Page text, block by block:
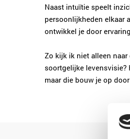
Naast intuïtie speelt
persoonlijkheden elkaar
ontwikkel je door
Zo kijk ik niet alleen
soortgelijke levensvisie?
maar die bouw je op